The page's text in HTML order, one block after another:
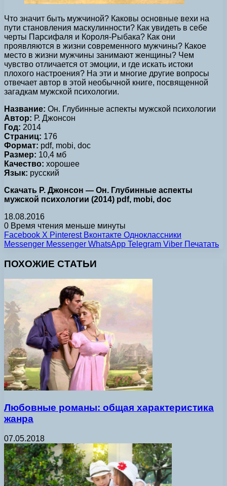
Что значит быть мужчиной? Каковы основные вехи на
пути становления маскулинности? Как увидеть в себе
черты Парсифаля и Короля-Рыбака? Как они
проявляются в жизни современного мужчины? Какое
место в жизни мужчины занимают женщины? Чем
чувство отличается от эмоции, и где искать истоки
плохого настроения? На эти и многие другие вопросы
отвечает автор в этой необычной книге, посвященной
загадкам мужской психологии.
Название: Он. Глубинные аспекты мужской психологии
Автор: Р. Джонсон
Год: 2014
Страниц: 176
Формат: pdf, mobi, doc
Размер: 10,4 мб
Качество: хорошее
Язык: русский
Скачать Р. Джонсон — Он. Глубинные аспекты
мужской психологии (2014) pdf, mobi, doc
18.08.2016
0 Время чтения меньше минуты
Facebook X Pinterest Вконтакте Одноклассники
Messenger Messenger WhatsApp Telegram Viber Печатать
ПОХОЖИЕ СТАТЬИ
Любовные романы: общая характеристика
жанра
07.05.2018